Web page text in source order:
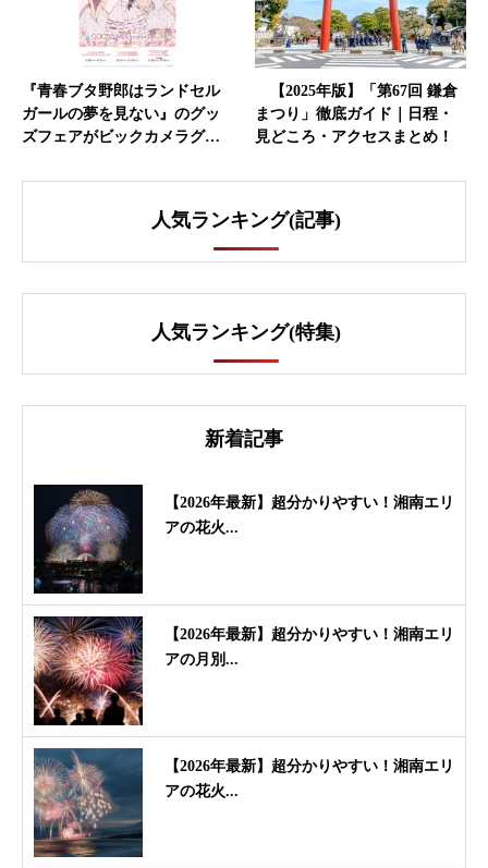
『青春ブタ野郎はランドセル
ガールの夢を見ない』のグッ
ズフェアがビックカメラグ…
【2025年版】「第67回 鎌倉
まつり」徹底ガイド｜日程・
見どころ・アクセスまとめ！
人気ランキング(記事)
人気ランキング(特集)
新着記事
【2026年最新】超分かりやすい！湘南エリ
アの花火...
【2026年最新】超分かりやすい！湘南エリ
アの月別...
【2026年最新】超分かりやすい！湘南エリ
アの花火...